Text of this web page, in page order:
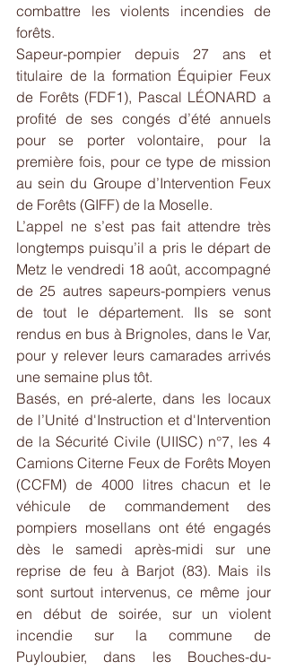
combattre les violents incendies de
forêts.
Sapeur-pompier depuis 27 ans et
titulaire de la formation Équipier Feux
de Forêts (FDF1), Pascal LÉONARD a
profité de ses congés d’été annuels
pour se porter volontaire, pour la
première fois, pour ce type de mission
au sein du Groupe d’Intervention Feux
de Forêts (GIFF) de la Moselle.
L’appel ne s’est pas fait attendre très
longtemps puisqu’il a pris le départ de
Metz le vendredi 18 août, accompagné
de 25 autres sapeurs-pompiers venus
de tout le département. Ils se sont
rendus en bus à Brignoles, dans le Var,
pour y relever leurs camarades arrivés
une semaine plus tôt.
Basés, en pré-alerte, dans les locaux
de l’Unité d'Instruction et d'Intervention
de la Sécurité Civile (UIISC) n°7, les 4
Camions Citerne Feux de Forêts Moyen
(CCFM) de 4000 litres chacun et le
véhicule de commandement des
pompiers mosellans ont été engagés
dès le samedi après-midi sur une
reprise de feu à Barjot (83). Mais ils
sont surtout intervenus, ce même jour
en début de soirée, sur un violent
incendie sur la commune de
Puyloubier, dans les Bouches-du-